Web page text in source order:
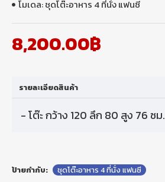
8,200.00฿
โมเดล:ชุดโต๊ะอาหาร 4 ที่นั่ง แฟนซี
รายละเอียดสินค้า
- โต๊ะ กว้าง 120 ลึก 80 สูง 76 ซม.
ป้ายกำกับ: ชุดโต๊ะอาหาร 4 ที่นั่ง แฟนซี